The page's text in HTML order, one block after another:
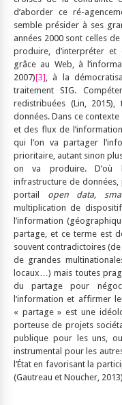
d’aborder ce ré-
semble présider à ses
années 2000 sont celles
produire, d’interpréter
grâce au Web, à
2007)[3], à la
traitement SIG.
redistribuées (Lin,
données. Dans ce
et des flux de
qui l’on va partager
prioritaire, autant sinon
on va produire. D’où
infrastructure de
portail open data,
multiplication de
l’information
partage, et ce terme est
souvent contradictoires
de grandes
locaux…) mais toutes
du partage pour
l’information et affirmer
« partage » est une
porteuse de projets
publique pour les uns,
instrumental pour les
l’État en favorisant la
(Gautreau et Noucher,